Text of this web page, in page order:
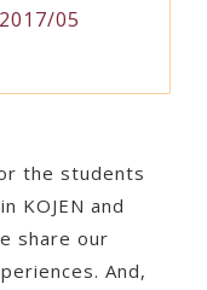
2017/05
the students
KOJEN and
share our
And,